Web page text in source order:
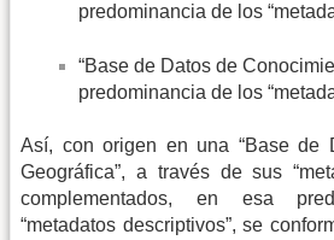
predominancia de los
“Base de Datos de
predominancia de los
Así, con origen en una “Base de
Geográfica”, a través de sus
complementados, en esa
“metadatos descriptivos”, se